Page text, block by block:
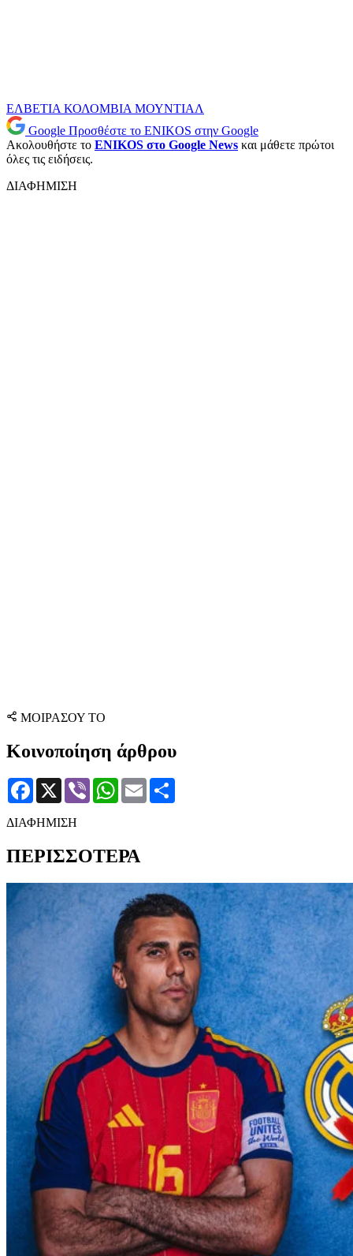
ΕΛΒΕΤΙΑ ΚΟΛΟΜΒΙΑ ΜΟΥΝΤΙΑΛ
Google Προσθέστε το ENIKOS στην Google
Ακολουθήστε το ENIKOS στο Google News και μάθετε πρώτοι
όλες τις ειδήσεις.
ΔΙΑΦΗΜΙΣΗ
ΜΟΙΡΑΣΟΥ ΤΟ
Κοινοποίηση άρθρου
Facebook
X Viber WhatsApp
Email
ΔΙΑΦΗΜΙΣΗ
ΠΕΡΙΣΣΟΤΕΡΑ